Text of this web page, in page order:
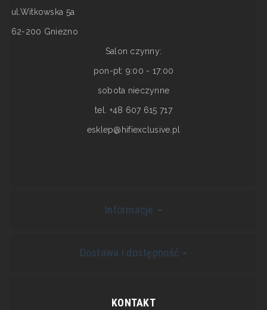
ul.Witkowska 5a
62-200 Gniezno
Salon czynny:
pon-pt: 9:00 - 17:00
sobota nieczynne
tel. +48 607 615 717
esklep@hifiexclusive.pl
Informacje
Dostawa i dostępność
KONTAKT